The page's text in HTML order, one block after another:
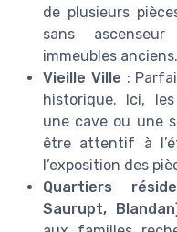
de plusieurs
sans
immeubles anciens.
Vieille Ville :
historique. Ici,
une cave ou une
être attentif à
l’exposition des
Quartiers
Saurupt,